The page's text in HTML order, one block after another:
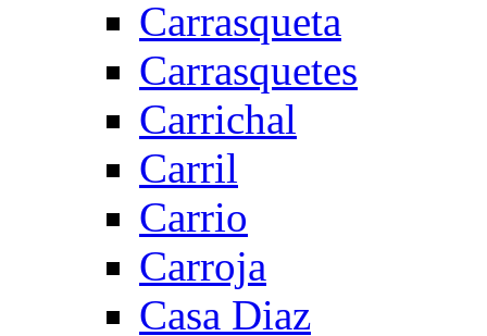
Carrasqueta
Carrasquetes
Carrichal
Carril
Carrio
Carroja
Casa Diaz